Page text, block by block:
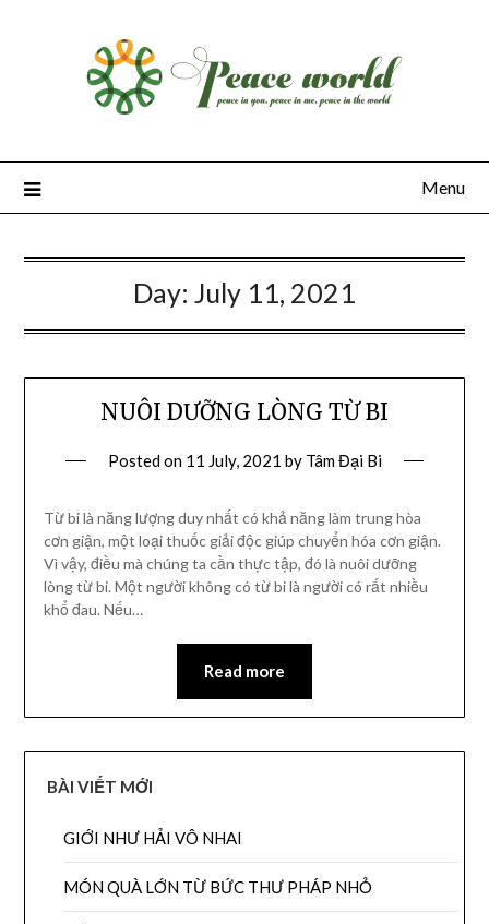
Menu
Day: July 11, 2021
NUÔI DƯỠNG LÒNG TỪ BI
Posted on 11 July, 2021 by Tâm Đại Bi
Từ bi là năng lượng duy nhất có khả năng làm trung hòa
cơn giận, một loại thuốc giải độc giúp chuyển hóa cơn giận.
Vì vậy, điều mà chúng ta cần thực tập, đó là nuôi dưỡng
lòng từ bi. Một người không có từ bi là người có rất nhiều
khổ đau. Nếu…
Read more
BÀI VIẾT MỚI
GIỚI NHƯ HẢI VÔ NHAI
MÓN QUÀ LỚN TỪ BỨC THƯ PHÁP NHỎ